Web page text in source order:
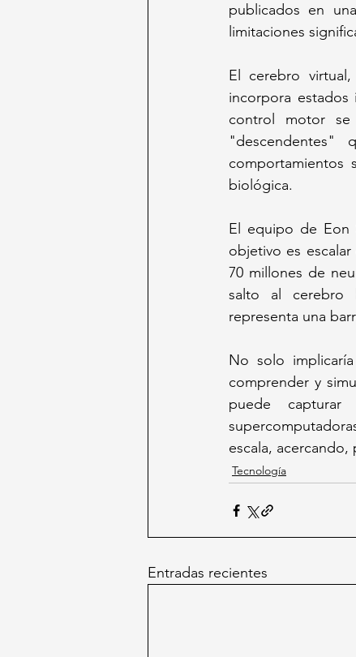
publicados en
limitaciones
El cerebro
incorpora estados
control motor
comportamientos
biológica.
El equipo de Eon
objetivo es
70 millones de
salto al cerebro
representa una
No solo
comprender y
puede
escala,
Tecnología
Entradas recientes